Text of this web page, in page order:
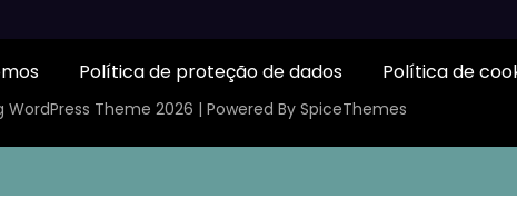
Política de proteção de dados Política de
WordPress Theme 2026 | Powered By SpiceThemes